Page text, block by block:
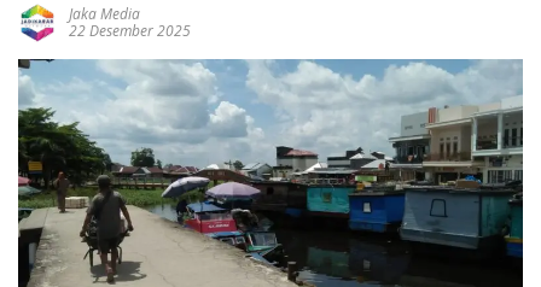
Jaka Media
22 Desember 2025